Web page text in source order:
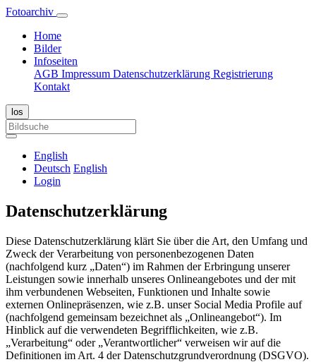
Fotoarchiv
Home
Bilder
Infoseiten
AGB Impressum Datenschutzerklärung Registrierung
Kontakt
English
Deutsch English
Login
Datenschutzerklärung
Diese Datenschutzerklärung klärt Sie über die Art, den Umfang und
Zweck der Verarbeitung von personenbezogenen Daten
(nachfolgend kurz „Daten“) im Rahmen der Erbringung unserer
Leistungen sowie innerhalb unseres Onlineangebotes und der mit
ihm verbundenen Webseiten, Funktionen und Inhalte sowie
externen Onlinepräsenzen, wie z.B. unser Social Media Profile auf
(nachfolgend gemeinsam bezeichnet als „Onlineangebot“). Im
Hinblick auf die verwendeten Begrifflichkeiten, wie z.B.
„Verarbeitung“ oder „Verantwortlicher“ verweisen wir auf die
Definitionen im Art. 4 der Datenschutzgrundverordnung (DSGVO).